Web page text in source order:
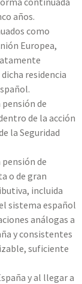
años.
como
Europea,
residencia
de
de la acción
la Seguridad
de
o de gran
incluida
sistema español
análogas a
y consistentes
suficiente
y al llegar a